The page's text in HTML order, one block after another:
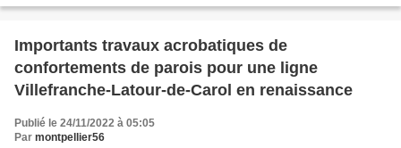
Importants travaux acrobatiques de
confortements de parois pour une ligne
Villefranche-Latour-de-Carol en renaissance
Publié le 24/11/2022 à 05:05
Par montpellier56